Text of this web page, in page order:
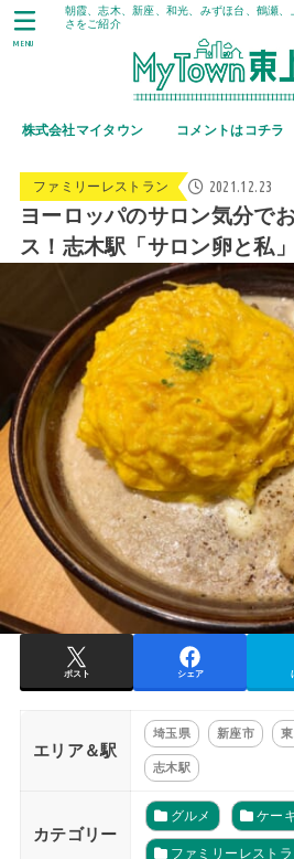
朝霞、志木、新座、和光、みずほ台、鶴瀬、
さをご紹介
株式会社マイタウン コメントはコチラ
MENU
ファミリーレストラン 2021.12.23
ヨーロッパのサロン気分で
ス！志木駅「サロン卵と私」
ポスト シェア
エリア＆駅
埼玉県 新座市
志木駅
カテゴリー
グルメ ケー
ファミリーレスト